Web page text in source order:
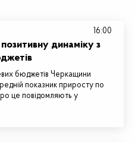
динаміку з
бюджетів Черкащини
показник приросту по
це повідомляють у
16:00